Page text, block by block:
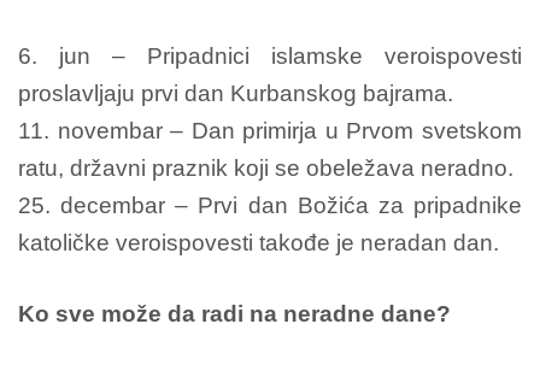
6. jun – Pripadnici islamske veroispovesti
proslavljaju prvi dan Kurbanskog bajrama.
11. novembar – Dan primirja u Prvom svetskom
ratu, državni praznik koji se obeležava neradno.
25. decembar – Prvi dan Božića za pripadnike
katoličke veroispovesti takođe je neradan dan.
Ko sve može da radi na neradne dane?